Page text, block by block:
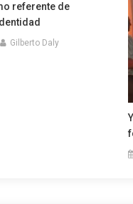
referente de
Gilberto Daly